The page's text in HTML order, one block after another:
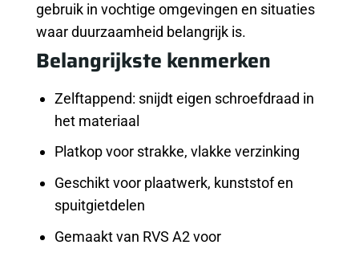
gebruik in vochtige omgevingen en situaties
waar duurzaamheid belangrijk is.
Belangrijkste kenmerken
Zelftappend: snijdt eigen schroefdraad in
het materiaal
Platkop voor strakke, vlakke verzinking
Geschikt voor plaatwerk, kunststof en
spuitgietdelen
Gemaakt van RVS A2 voor